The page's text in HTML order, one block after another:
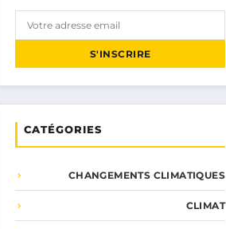
S'INSCRIRE
CATÉGORIES
CHANGEMENTS CLIMATIQUES
CLIMAT